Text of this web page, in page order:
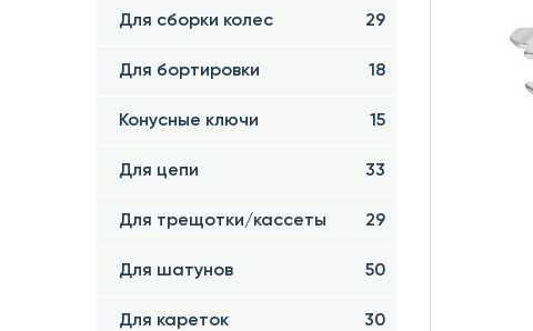
Для сборки колес 29
Для бортировки 18
Конусные ключи 15
Для цепи 33
Для трещотки/кассеты 29
Для шатунов 50
Для кареток 30